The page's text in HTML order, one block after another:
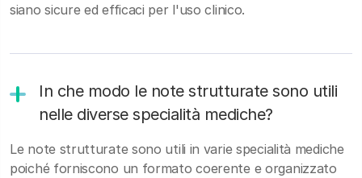
siano sicure ed efficaci per l'uso clinico.
In che modo le note strutturate sono utili
nelle diverse specialità mediche?
Le note strutturate sono utili in varie specialità mediche
poiché forniscono un formato coerente e organizzato